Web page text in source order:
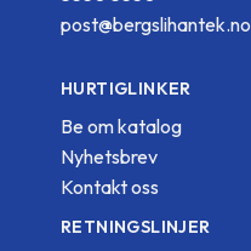
post@bergslihantek.no
HURTIGLINKER
Be om katalog
Nyhetsbrev
Kontakt oss
RETNINGSLINJER